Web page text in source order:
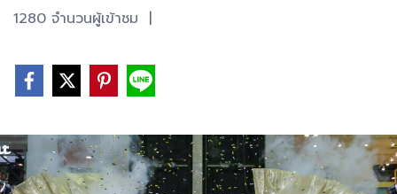
1280 จำนวนผู้เข้าชม |